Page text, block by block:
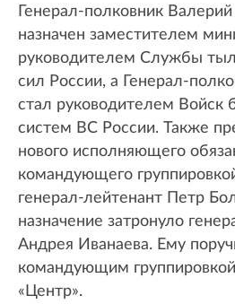
Генерал-полковник
назначен заместителем
руководителем Службы
сил России, а Генерал-
стал руководителем Войск
систем ВС России. Также
нового исполняющего
командующего
генерал-лейтенант Петр
назначение затронуло
Андрея Иванаева. Ему
командующим группировкой
«Центр».